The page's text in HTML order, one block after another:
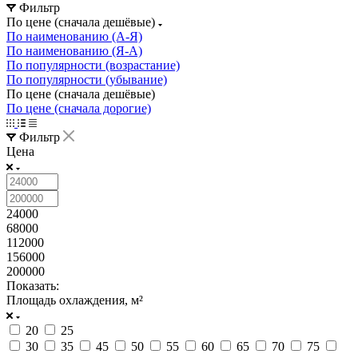
Фильтр
По цене (сначала дешёвые)
По наименованию (А-Я)
По наименованию (Я-А)
По популярности (возрастание)
По популярности (убывание)
По цене (сначала дешёвые)
По цене (сначала дорогие)
Фильтр
Цена
24000
68000
112000
156000
200000
Показать:
Площадь охлаждения, м²
20
25
30
35 45 50 55 60 65 70
75